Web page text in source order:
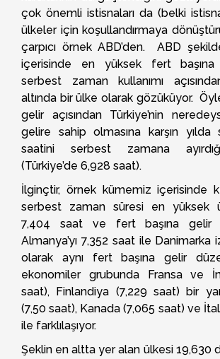
çok önemli istisnaları da (belki
ülkeler için koşullandırmaya
çarpıcı örnek ABD’den. ABD
içerisinde en yüksek fert başına
serbest zaman kullanımı
altında bir ülke olarak gözüküyor.
gelir açısından Türkiye’nin
gelire sahip olmasına karşın
saatini serbest zamana
(Türkiye’de 6,928 saat).
İlginçtir, örnek kümemiz içerisinde
serbest zaman süresi en yüksek
7,404 saat ve fert başına gelir
Almanya’yı 7,352 saat ile Danimarka
olarak aynı fert başına gelir
ekonomiler grubunda Fransa ve
saat), Finlandiya (7,229 saat) bir
(7,50 saat), Kanada (7,065 saat) ve
ile farklılaşıyor.
Şeklin en altta yer alan ülkesi 19,630